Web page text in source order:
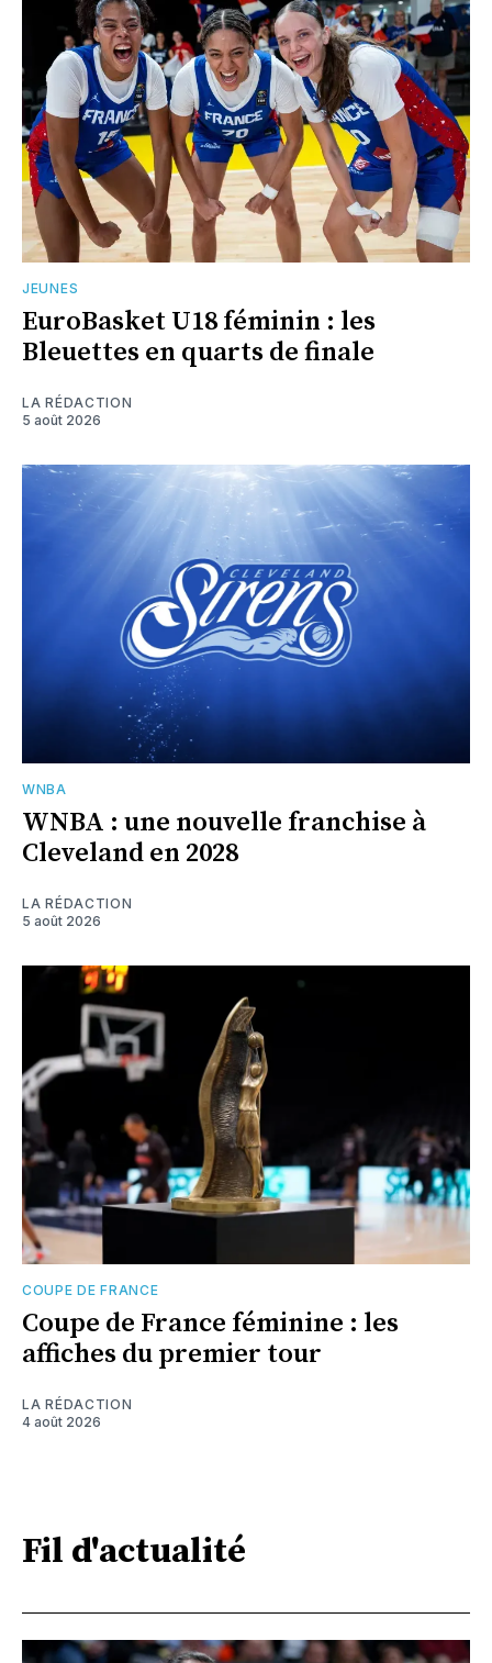
JEUNES
EuroBasket U18 féminin : les
Bleuettes en quarts de finale
LA RÉDACTION
5 août 2026
WNBA
WNBA : une nouvelle franchise à
Cleveland en 2028
LA RÉDACTION
5 août 2026
COUPE DE FRANCE
Coupe de France féminine : les
affiches du premier tour
LA RÉDACTION
4 août 2026
Fil d'actualité